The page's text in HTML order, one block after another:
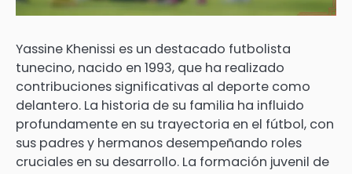
Yassine Khenissi es un destacado futbolista
tunecino, nacido en 1993, que ha realizado
contribuciones significativas al deporte como
delantero. La historia de su familia ha influido
profundamente en su trayectoria en el fútbol, con
sus padres y hermanos desempeñando roles
cruciales en su desarrollo. La formación juvenil de